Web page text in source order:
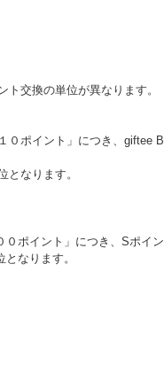
交換の単位が異なります。
ポイント」につき、giftee
なります。
ポイント」につき、Sポイ
なります。